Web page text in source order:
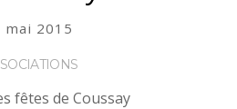
mai 2015
fêtes de Coussay